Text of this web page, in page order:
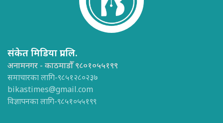
संकेत मिडिया प्रा.लि.
अनामनगर - काठमाडौँ ९८०१०५५१९९
समाचारका लागि-९८५१२८०२३७
bikastimes@gmail.com
विज्ञापनका लागि-९८५१०५५१९९